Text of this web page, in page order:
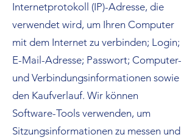
Internetprotokoll (IP)-Adresse, die
verwendet wird, um Ihren Computer
mit dem Internet zu verbinden; Login;
E-Mail-Adresse; Passwort; Computer-
und Verbindungsinformationen sowie
den Kaufverlauf. Wir können
Software-Tools verwenden, um
Sitzungsinformationen zu messen und